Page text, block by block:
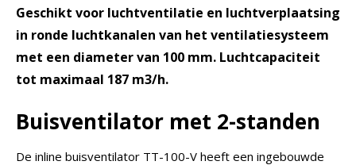
Geschikt voor luchtventilatie en luchtverplaatsing
in ronde luchtkanalen van het ventilatiesysteem
met een diameter van 100 mm. Luchtcapaciteit
tot maximaal 187 m3/h.
Buisventilator met 2-standen
De inline buisventilator TT-100-V heeft een ingebouwde